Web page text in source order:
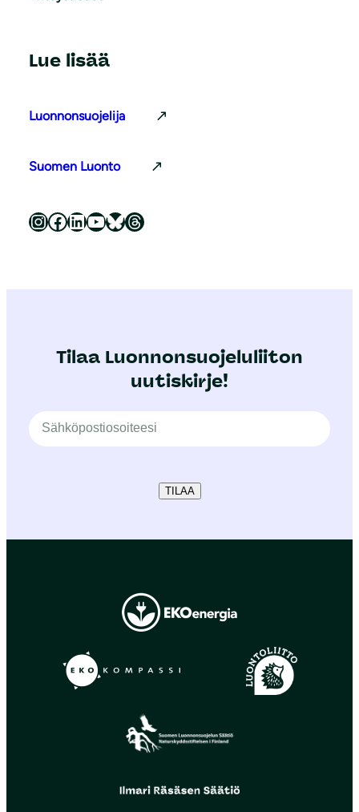
Lue lisää
Luonnonsuojelija
Suomen Luonto
Luonnonsuojeluliitto Instagramissa Luonnonsuojeluliitto Facebookissa Luonnonsuojeluliitto LinkedInissä Luonnonsuojeluliiton YouTube-kanava Luonnonsuojeluliitto Blueskyssa Luonnonsuojeluliitto Threadsissa
Tilaa Luonnonsuojeluliiton
uutiskirje!
TILAA